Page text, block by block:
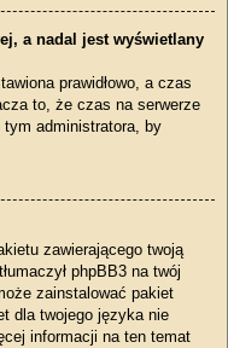
a nadal jest wyświetlany
prawidłowo, a czas
to, że czas na serwerze
tym administratora, by
zawierającego twoją
phpBB3 na twój
zainstalować pakiet
dla twojego języka nie
informacji na ten temat